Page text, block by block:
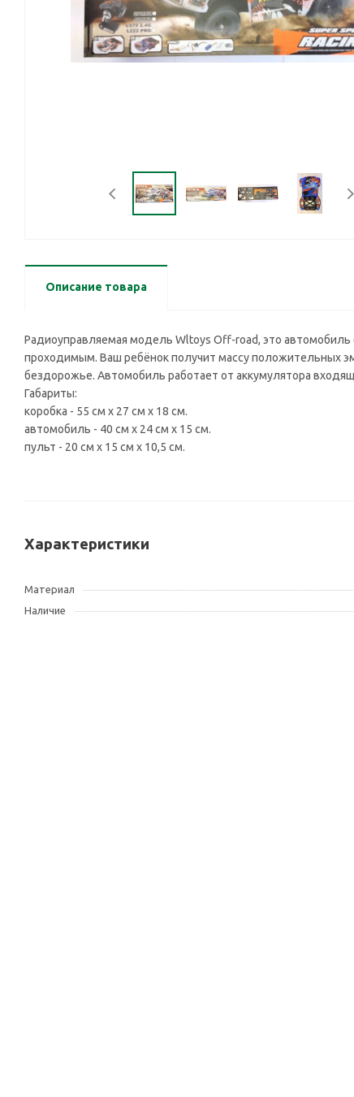
Описание товара
Радиоуправляемая модель Wltoys Off-road, это
проходимым. Ваш ребёнок получит массу положительных
бездорожье. Автомобиль работает от аккумулятора
Габариты:
коробка - 55 см х 27 см х 18 см.
автомобиль - 40 см х 24 см х 15 см.
пульт - 20 см х 15 см х 10,5 см.
Характеристики
Материал
Наличие